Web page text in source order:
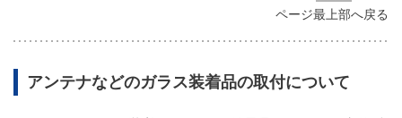
ページ最上部へ戻る
アンテナなどのガラス装着品の取付について